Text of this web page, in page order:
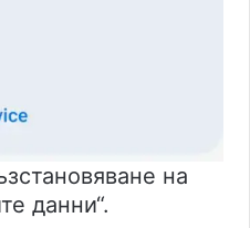
на
данни“.